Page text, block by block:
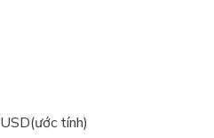
USD(ước tính)